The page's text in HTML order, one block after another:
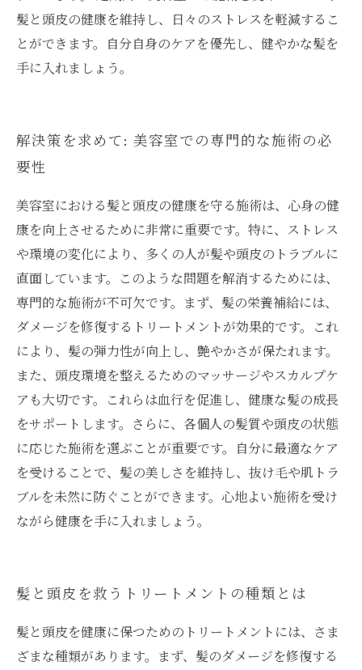
髪と頭皮の健康を維持し、日々のストレスを軽減するこ
とができます。自分自身のケアを優先し、健やかな髪を
手に入れましょう。
解決策を求めて: 美容室での専門的な施術の必
要性
美容室における髪と頭皮の健康を守る施術は、心身の健
康を向上させるために非常に重要です。特に、ストレス
や環境の変化により、多くの人が髪や頭皮のトラブルに
直面しています。このような問題を解消するためには、
専門的な施術が不可欠です。まず、髪の栄養補給には、
ダメージを修復するトリートメントが効果的です。これ
により、髪の弾力性が向上し、艶やかさが保たれます。
また、頭皮環境を整えるためのマッサージやスカルプケ
アも大切です。これらは血行を促進し、健康な髪の成長
をサポートします。さらに、各個人の髪質や頭皮の状態
に応じた施術を選ぶことが重要です。自分に最適なケア
を受けることで、髪の美しさを維持し、抜け毛や肌トラ
ブルを未然に防ぐことができます。心地よい施術を受け
ながら健康を手に入れましょう。
髪と頭皮を救うトリートメントの種類とは
髪と頭皮を健康に保つためのトリートメントには、さま
ざまな種類があります。まず、髪のダメージを修復する